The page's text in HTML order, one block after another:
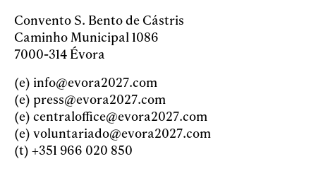
Convento S. Bento de Cástris
Caminho Municipal 1086
7000-314 Évora
(e) info@evora2027.com
(e) press@evora2027.com
(e) centraloffice@evora2027.com
(e) voluntariado@evora2027.com
(t) +351 966 020 850